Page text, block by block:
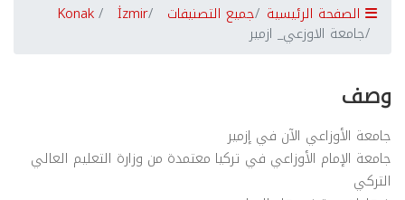
الصفحة الرئيسية جميع التصنيفات İzmir
Konak
جامعة الاوزعي_ ازمير
وصف
جامعة الأوزاعي الآن في إزمير
جامعة الإمام الأوزاعي في تركيا معتمدة من وزارة التعليم العالي
التركي